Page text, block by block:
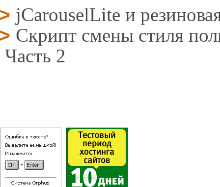
jCarouselLite и
Скрипт смены стиля
Часть 2